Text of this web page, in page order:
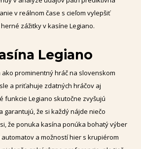
v reálnom čase s cieľom vylepšiť
zážitky v kasíne Legiano.
Legiano
prominentný hráč na slovenskom
a priťahuje zdatných hráčov aj
funkcie Legiano skutočne zvyšujú
garantujú, že si každý nájde niečo
že ponuka kasína ponúka bohatý výber
a možností hier s krupiérom